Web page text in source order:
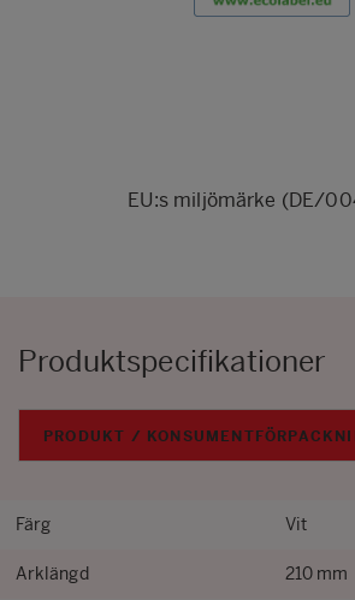
EU:s miljömärke (DE/
Produktspecifikationer
PRODUKT /
Färg Vit
Arklängd 210 mm